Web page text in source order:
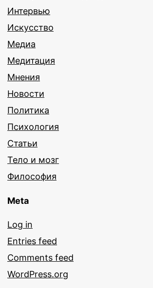
Интервью
Искусство
Медиа
Медитация
Мнения
Новости
Политика
Психология
Статьи
Тело и мозг
Философия
Meta
Log in
Entries feed
Comments feed
WordPress.org